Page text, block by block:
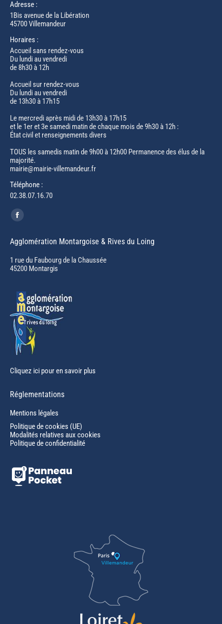
Adresse :
1Bis avenue de la Libération
45700 Villemandeur
Horaires :
Accueil sans rendez-vous
Du lundi au vendredi
de 8h30 à 12h
Accueil sur rendez-vous
Du lundi au vendredi
de 13h30 à 17h15
Le mercredi après midi de 13h30 à 17h15
et le 1er et 3e samedi matin de chaque mois de 9h30 à 12h :
État civil et renseignements divers
TOUS les samedis matin de 9h00 à 12h00 Permanence des élus de la
majorité.
mairie@mairie-villemandeur.fr
Téléphone :
02.38.07.16.70
Trouvez nous sur :
Facebook
opens
in
new
Agglomération Montargoise & Rives du Loing
1 rue du Faubourg de la Chaussée
45200 Montargis
Cliquez ici pour en savoir plus
Réglementations
Mentions légales
Politique de cookies (UE)
Modalités relatives aux cookies
Politique de confidentialité